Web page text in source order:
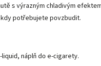
s výrazným chladivým
potřebujete povzbudit.
liquid, náplň do e-cigarety.